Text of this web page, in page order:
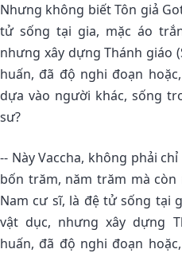
Nhưng không biết Tôn giả
tử sống tại gia, mặc áo
nhưng xây dựng Thánh giáo
huấn, đã độ nghi đoạn
dựa vào người khác, sống
sư?
-- Này Vaccha, không phải
bốn trăm, năm trăm mà
Nam cư sĩ, là đệ tử sống tại
vật dục, nhưng xây dựng
huấn, đã độ nghi đoạn